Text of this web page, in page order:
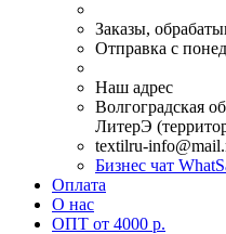
Заказы,
Отправка с
Наш адрес
Волгоградская
ЛитерЭ
textilru-
Бизнес чат
Оплата
О нас
ОПТ от 4000 р.